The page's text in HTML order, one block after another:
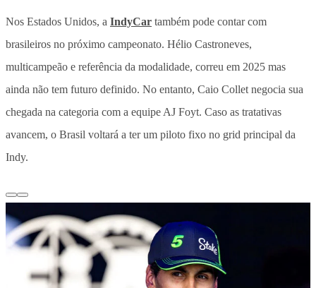
Nos Estados Unidos, a IndyCar também pode contar com
brasileiros no próximo campeonato. Hélio Castroneves,
multicampeão e referência da modalidade, correu em 2025 mas
ainda não tem futuro definido. No entanto, Caio Collet negocia sua
chegada na categoria com a equipe AJ Foyt. Caso as tratativas
avancem, o Brasil voltará a ter um piloto fixo no grid principal da
Indy.